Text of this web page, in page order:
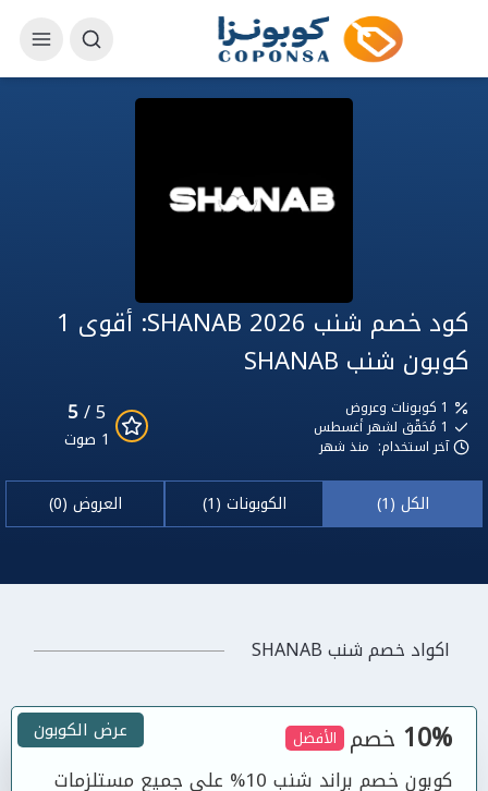
كود خصم شنب SHANAB 2026: أقوى 1
كوبون شنب SHANAB
مُحَقّق لشهر أغسطس
آخر استخدام: منذ شهر
5 /
5
1 صوت
الكل (1) الكوبونات (1) العروض (0)
اكواد خصم شنب SHANAB
10% خصم الأفضل
كوبون خصم براند شنب 10% على جميع مستلزمات
عرض الكوبون